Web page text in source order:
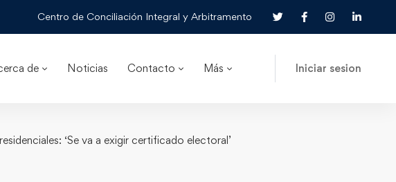
Centro de Conciliación Integral y Arbitramento
de Noticias Contacto Más Iniciar sesion
‘Se va a exigir certificado electoral’